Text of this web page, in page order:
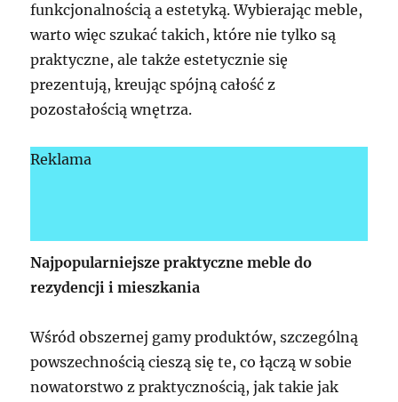
funkcjonalnością a estetyką. Wybierając meble,
warto więc szukać takich, które nie tylko są
praktyczne, ale także estetycznie się
prezentują, kreując spójną całość z
pozostałością wnętrza.
Reklama
Najpopularniejsze praktyczne meble do
rezydencji i mieszkania
Wśród obszernej gamy produktów, szczególną
powszechnością cieszą się te, co łączą w sobie
nowatorstwo z praktycznością, jak takie jak